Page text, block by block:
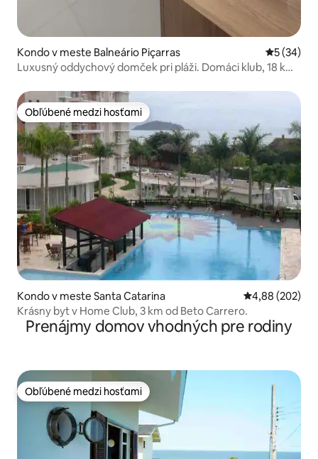
Kondo v meste Balneário Piçarras
5 (34)
Luxusný oddychový domček pri pláži. Domáci klub, 18 km
Obľúbené medzi hosťami
Obľúbené medzi hosťami
Kondo v meste Santa Catarina Priemerné
4,88 (202)
Krásny byt v Home Club, 3 km od Beto Carrero.
Prenájmy domov vhodných pre rodiny
Obľúbené medzi hosťami
Obľúbené medzi hosťami